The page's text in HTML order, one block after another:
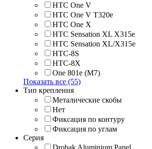
HTC One V
HTC One V T320e
HTC One X
HTC Sensation XL X315e
HTC Sensation XL/X315e
HTC-8S
HTC-8X
One 801e (M7)
Показать все (55)
Тип крепления
Металические скобы
Нет
Фиксация по контуру
Фиксация по углам
Серия
Drobak Aluminium Panel